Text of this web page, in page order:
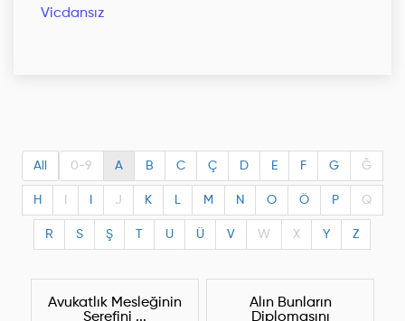
Vicdansız
All 0-9 A B C Ç D E F G Ğ
H J K L M N O Ö P Q
R S Ş U Ü V W X Y Z
Avukatlık Mesleğinin
Şerefini ...
Alın Bunların
Diplomasını